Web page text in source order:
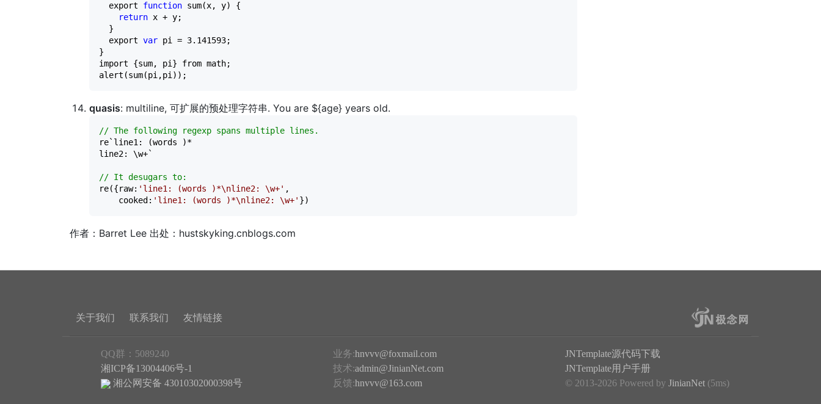
  export
function sum(x, y) {
return x + y;
  }
  export
var pi = 3.141593;
}
import {sum, pi} from math;
alert(sum(pi,pi));
quasis: multiline, 可扩展的预处理字符串. You are ${age} years old.
// The following regexp spans multiple lines.
re`line1: (words )*
line2: \w+`
// It desugars to:
re({raw: ' line1: (words )*\nline2: \w+' ,
    cooked:
' line1: (words )*\nline2: \w+' })
作者：Barret Lee 出处：hustskyking.cnblogs.com
关于我们 联系我们 友情链接
QQ群：5089240
湘ICP备13004406号-1
湘公网安备 43010302000398号
业务:hnvvv@foxmail.com
技术:admin@JinianNet.com
反馈:hnvvv@163.com
JNTemplate源代码下载
JNTemplate用户手册
© 2013-2026 Powered byJinianNet (5ms)